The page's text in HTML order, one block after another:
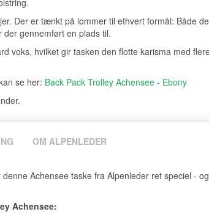
Der er tænkt på lommer til ethvert formål: Både
gennemført en plads til.
voks, hvilket gir tasken den flotte karisma med
se her: Back Pack Trolley Achensee - Ebony
OM ALPENLEDER
Achensee taske fra Alpenleder ret speciel -
Achensee: